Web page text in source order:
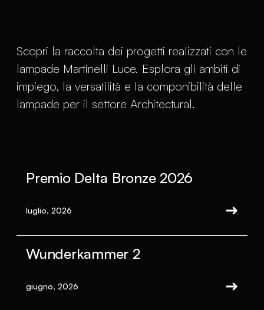
Scopri la raccolta dei progetti realizzati con le
lampade Martinelli Luce. Esplora gli ambiti di
impiego, la versatilità e la componibilità delle
lampade per il settore Architectural.
Premio Delta Bronze 2026
luglio, 2026
Wunderkammer 2
giugno, 2026